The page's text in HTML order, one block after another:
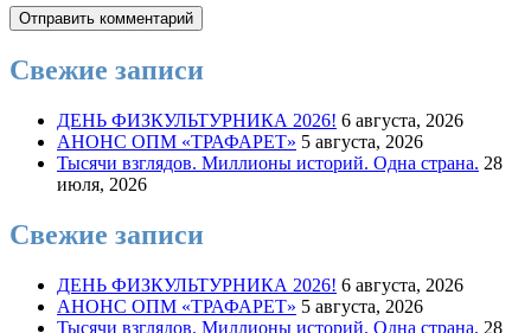
Свежие записи
ДЕНЬ ФИЗКУЛЬТУРНИКА 2026! 6 августа, 2026
АНОНС ОПМ «ТРАФАРЕТ» 5 августа, 2026
Тысячи взглядов. Миллионы историй. Одна страна. 28
июля, 2026
Свежие записи
ДЕНЬ ФИЗКУЛЬТУРНИКА 2026! 6 августа, 2026
АНОНС ОПМ «ТРАФАРЕТ» 5 августа, 2026
Тысячи взглядов. Миллионы историй. Одна страна. 28